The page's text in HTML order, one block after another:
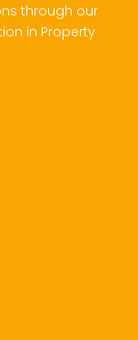
through our
in Property